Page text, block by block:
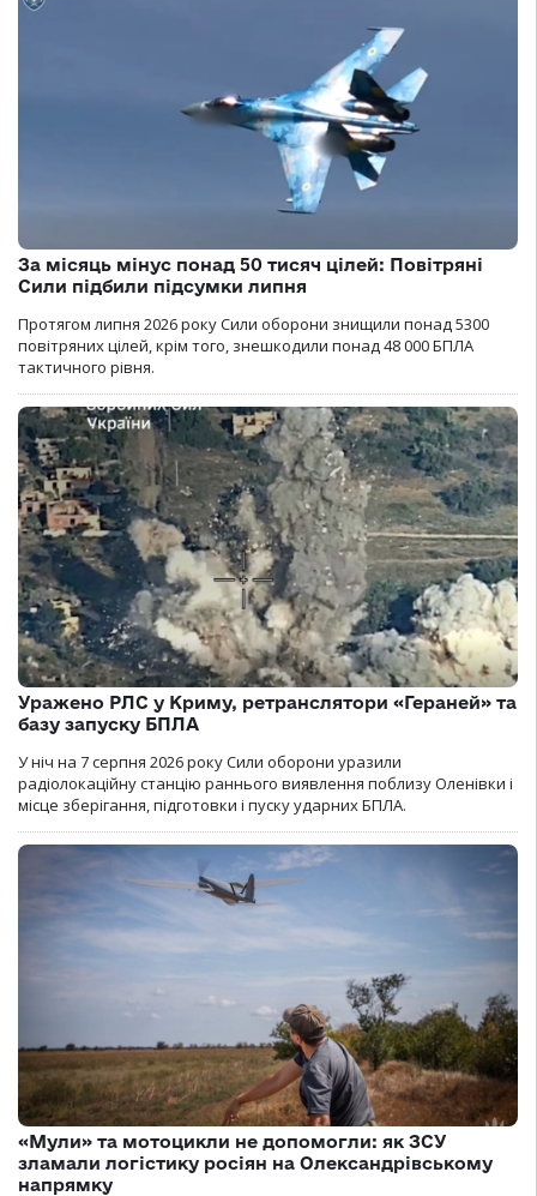
За місяць мінус понад 50 тисяч цілей: Повітряні
Сили підбили підсумки липня
Протягом липня 2026 року Cили оборони знищили понад 5300
повітряних цілей, крім того, знешкодили понад 48 000 БПЛА
тактичного рівня.
Уражено РЛС у Криму, ретранслятори «Гераней» та
базу запуску БПЛА
У ніч на 7 серпня 2026 року Сили оборони уразили
радіолокаційну станцію раннього виявлення поблизу Оленівки і
місце зберігання, підготовки і пуску ударних БПЛА.
«Мули» та мотоцикли не допомогли: як ЗСУ
зламали логістику росіян на Олександрівському
напрямку